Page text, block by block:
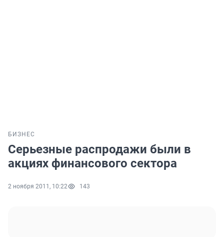
БИЗНЕС
Серьезные распродажи были в
акциях финансового сектора
2 ноября 2011, 10:22 143